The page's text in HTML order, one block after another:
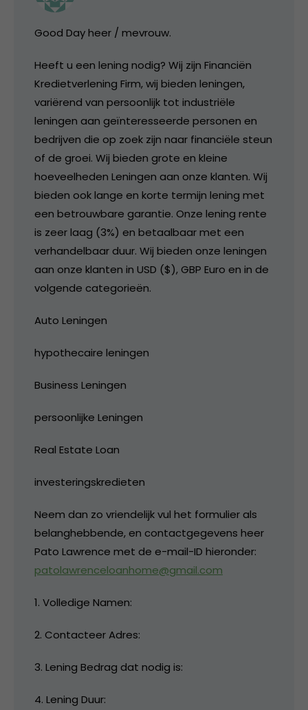
Good Day heer / mevrouw.
Heeft u een lening nodig? Wij zijn Financiën
Kredietverlening Firm, wij bieden leningen,
variërend van persoonlijk tot industriële
leningen aan geïnteresseerde personen en
bedrijven die op zoek zijn naar financiële steun
of de groei. Wij bieden grote en kleine
hoeveelheden Leningen aan onze klanten. Wij
bieden ook lange en korte termijn lening met
een betrouwbare garantie. Onze lening rente
is zeer laag (3%) en betaalbaar met een
verhandelbaar duur. Wij bieden onze leningen
aan onze klanten in USD ($), GBP Euro en in de
volgende categorieën.
Auto Leningen
hypothecaire leningen
Business Leningen
persoonlijke Leningen
Real Estate Loan
investeringskredieten
Neem dan zo vriendelijk vul het formulier als
belanghebbende, en contactgegevens heer
Pato Lawrence met de e-mail-ID hieronder:
patolawrenceloanhome@gmail.com
1. Volledige Namen:
2. Contacteer Adres:
3. Lening Bedrag dat nodig is:
4. Lening Duur: